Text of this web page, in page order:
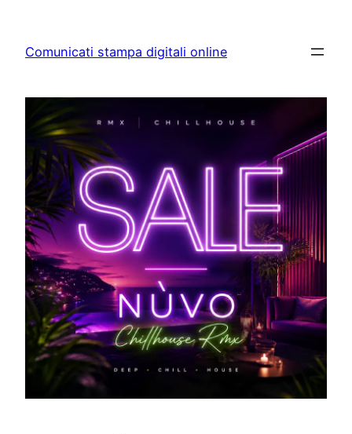
content
Comunicati stampa digitali online